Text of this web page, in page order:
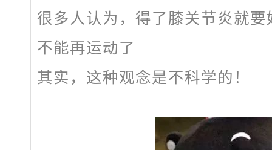
很多人认为，得了膝关节炎就要
不能再运动了
其实，这种观念是不科学的！